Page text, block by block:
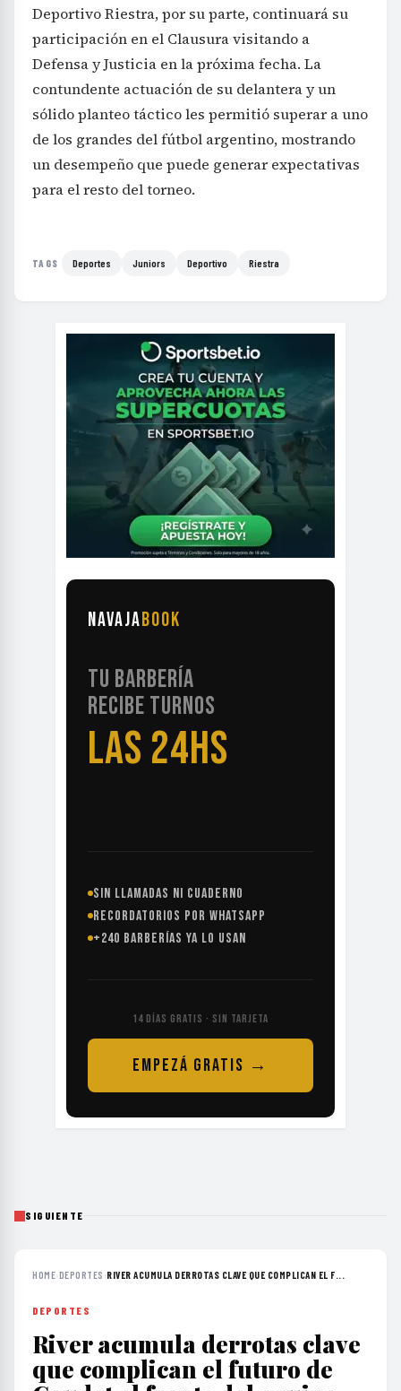
Deportivo Riestra, por su parte, continuará su
participación en el Clausura visitando a
Defensa y Justicia en la próxima fecha. La
contundente actuación de su delantera y un
sólido planteo táctico les permitió superar a uno
de los grandes del fútbol argentino, mostrando
un desempeño que puede generar expectativas
para el resto del torneo.
TAGS Deportes Juniors Deportivo Riestra
NAVAJABOOK
TU BARBERÍA
RECIBE TURNOS
LAS 24HS
SIN LLAMADAS NI CUADERNO
RECORDATORIOS POR WHATSAPP
+240 BARBERÍAS YA LO USAN
14 DÍAS GRATIS · SIN TARJETA
EMPEZÁ GRATIS →
SIGUIENTE
HOME›DEPORTES ›RIVER ACUMULA DERROTAS CLAVE QUE COMPLICAN EL F...
DEPORTES
River acumula derrotas clave
que complican el futuro de